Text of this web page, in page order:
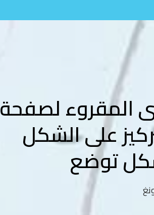
المقروء لصفحة
على الشكل
توضع